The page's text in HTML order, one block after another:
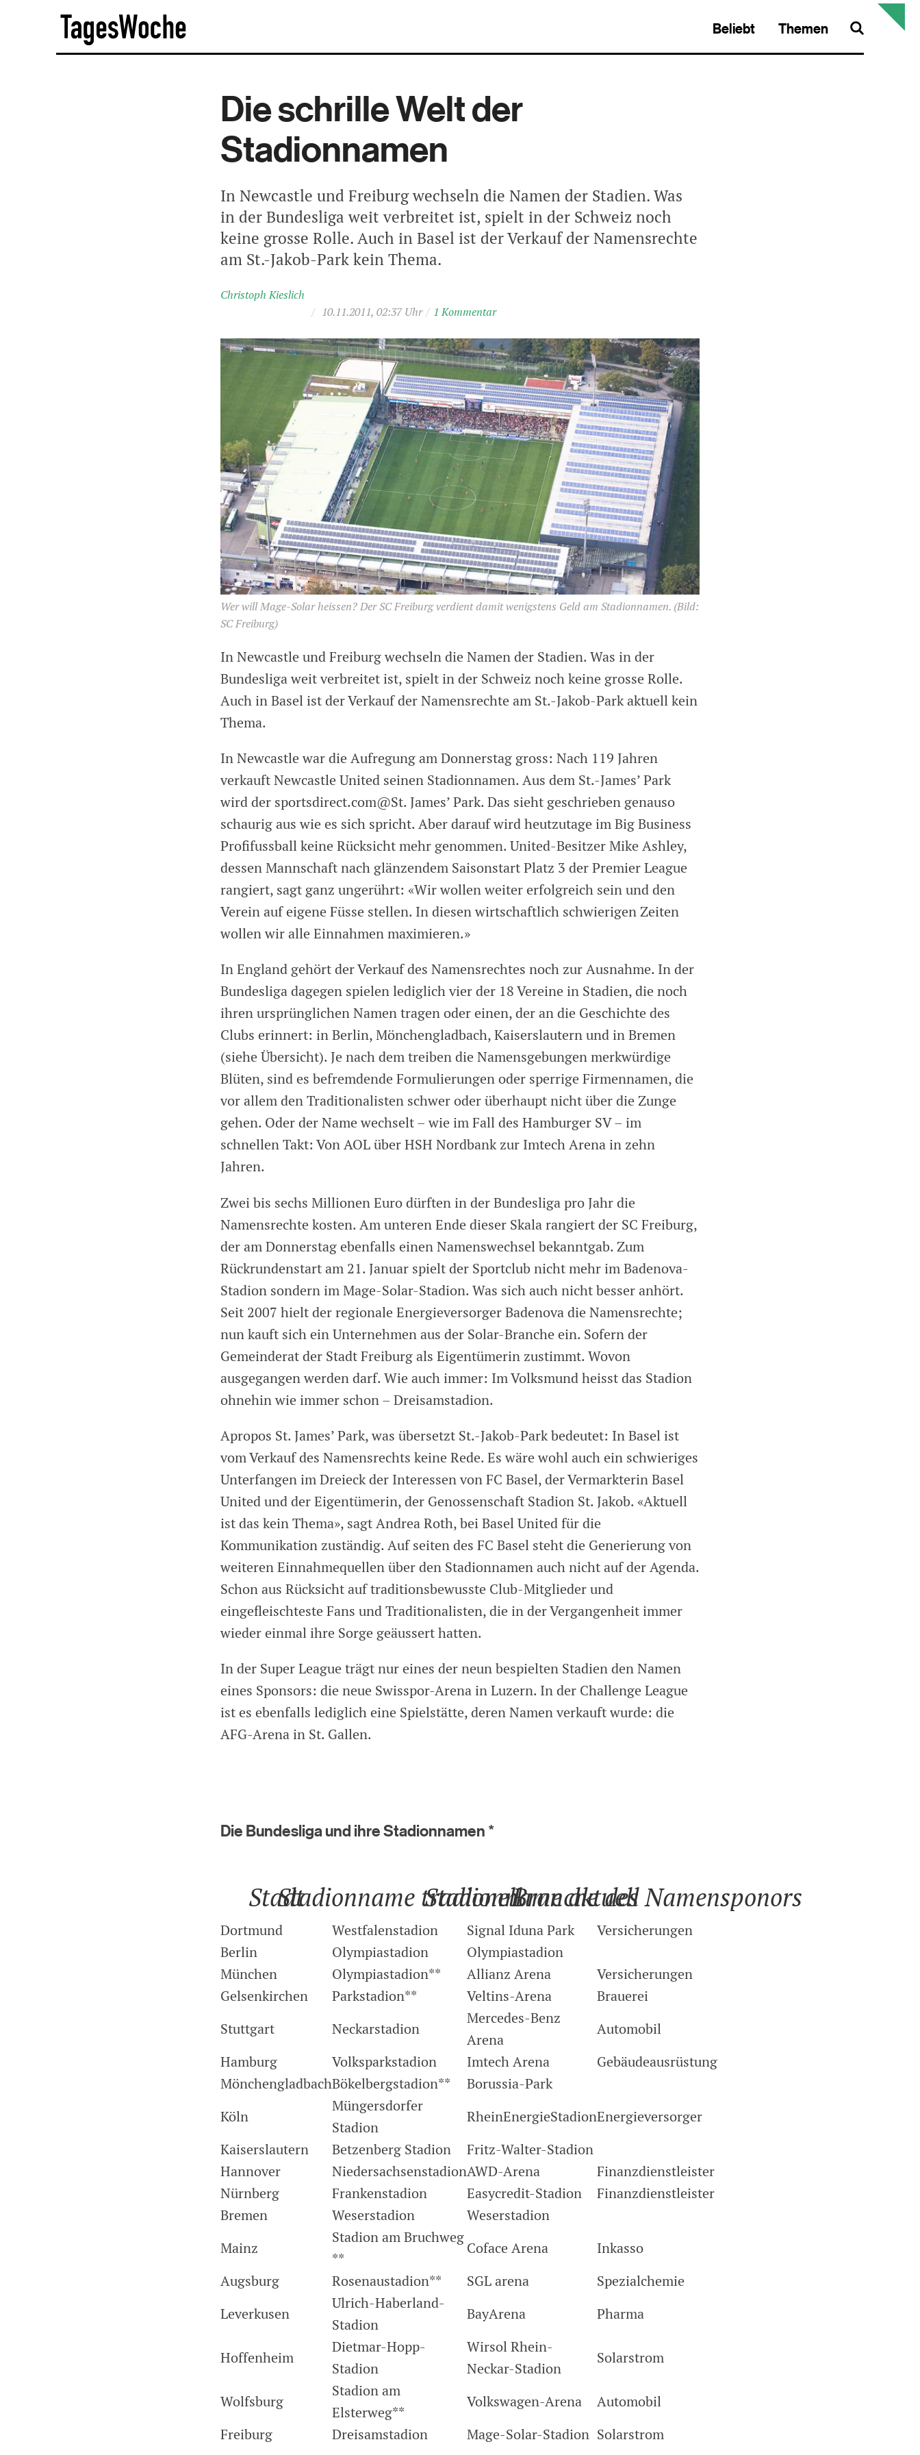
Beliebt Themen
Die schrille Welt der
Stadionnamen
In Newcastle und Freiburg wechseln die Namen der Stadien. Was
in der Bundesliga weit verbreitet ist, spielt in der Schweiz noch
keine grosse Rolle. Auch in Basel ist der Verkauf der Namensrechte
am St.-Jakob-Park kein Thema.
Christoph Kieslich
/ 10.11.2011, 02:37 Uhr / 1 Kommentar
Wer will Mage-Solar heissen? Der SC Freiburg verdient damit wenigstens Geld am Stadionnamen. (Bild:
SC Freiburg)
In Newcastle und Freiburg wechseln die Namen der Stadien. Was in der
Bundesliga weit verbreitet ist, spielt in der Schweiz noch keine grosse Rolle.
Auch in Basel ist der Verkauf der Namensrechte am St.-Jakob-Park aktuell kein
Thema.
In Newcastle war die Aufregung am Donnerstag gross: Nach 119 Jahren
verkauft Newcastle United seinen Stadionnamen. Aus dem St.-James’ Park
wird der sportsdirect.com@St. James’ Park. Das sieht geschrieben genauso
schaurig aus wie es sich spricht. Aber darauf wird heutzutage im Big Business
Profifussball keine Rücksicht mehr genommen. United-Besitzer Mike Ashley,
dessen Mannschaft nach glänzendem Saisonstart Platz 3 der Premier League
rangiert, sagt ganz ungerührt: «Wir wollen weiter erfolgreich sein und den
Verein auf eigene Füsse stellen. In diesen wirtschaftlich schwierigen Zeiten
wollen wir alle Einnahmen maximieren.»
In England gehört der Verkauf des Namensrechtes noch zur Ausnahme. In der
Bundesliga dagegen spielen lediglich vier der 18 Vereine in Stadien, die noch
ihren ursprünglichen Namen tragen oder einen, der an die Geschichte des
Clubs erinnert: in Berlin, Mönchengladbach, Kaiserslautern und in Bremen
(siehe Übersicht). Je nach dem treiben die Namensgebungen merkwürdige
Blüten, sind es befremdende Formulierungen oder sperrige Firmennamen, die
vor allem den Traditionalisten schwer oder überhaupt nicht über die Zunge
gehen. Oder der Name wechselt – wie im Fall des Hamburger SV – im
schnellen Takt: Von AOL über HSH Nordbank zur Imtech Arena in zehn
Jahren.
Zwei bis sechs Millionen Euro dürften in der Bundesliga pro Jahr die
Namensrechte kosten. Am unteren Ende dieser Skala rangiert der SC Freiburg,
der am Donnerstag ebenfalls einen Namenswechsel bekanntgab. Zum
Rückrundenstart am 21. Januar spielt der Sportclub nicht mehr im Badenova-
Stadion sondern im Mage-Solar-Stadion. Was sich auch nicht besser anhört.
Seit 2007 hielt der regionale Energieversorger Badenova die Namensrechte;
nun kauft sich ein Unternehmen aus der Solar-Branche ein. Sofern der
Gemeinderat der Stadt Freiburg als Eigentümerin zustimmt. Wovon
ausgegangen werden darf. Wie auch immer: Im Volksmund heisst das Stadion
ohnehin wie immer schon – Dreisamstadion.
Apropos St. James’ Park, was übersetzt St.-Jakob-Park bedeutet: In Basel ist
vom Verkauf des Namensrechts keine Rede. Es wäre wohl auch ein schwieriges
Unterfangen im Dreieck der Interessen von FC Basel, der Vermarkterin Basel
United und der Eigentümerin, der Genossenschaft Stadion St. Jakob. «Aktuell
ist das kein Thema», sagt Andrea Roth, bei Basel United für die
Kommunikation zuständig. Auf seiten des FC Basel steht die Generierung von
weiteren Einnahmequellen über den Stadionnamen auch nicht auf der Agenda.
Schon aus Rücksicht auf traditionsbewusste Club-Mitglieder und
eingefleischteste Fans und Traditionalisten, die in der Vergangenheit immer
wieder einmal ihre Sorge geäussert hatten.
In der Super League trägt nur eines der neun bespielten Stadien den Namen
eines Sponsors: die neue Swisspor-Arena in Luzern. In der Challenge League
ist es ebenfalls lediglich eine Spielstätte, deren Namen verkauft wurde: die
AFG-Arena in St. Gallen.
Die Bundesliga und ihre Stadionnamen *
StadtStadionname tradionellStadionname aktuell
Branche des Namensponors
Dortmund Westfalenstadion Signal Iduna Park
Versicherungen
Berlin
Olympiastadion
Olympiastadion
München
Olympiastadion** Allianz Arena
Versicherungen
Gelsenkirchen
Parkstadion** Veltins-Arena
Brauerei
Stuttgart
Neckarstadion
Mercedes-Benz
Arena
Automobil
Hamburg
Volksparkstadion Imtech Arena
Gebäudeausrüstung
MönchengladbachBökelbergstadion**
Borussia-Park
Köln
Müngersdorfer
Stadion
RheinEnergieStadionEnergieversorger
Kaiserslautern
Betzenberg Stadion
Fritz-Walter-Stadion
Hannover
NiedersachsenstadionAWD-Arena
Finanzdienstleister
Nürnberg
Frankenstadion Easycredit-Stadion
Finanzdienstleister
Bremen
Weserstadion
Weserstadion
Mainz
Stadion am Bruchweg
**
Coface Arena
Inkasso
Augsburg
Rosenaustadion** SGL arena
Spezialchemie
Leverkusen
Ulrich-Haberland-
Stadion
BayArena Pharma
Hoffenheim
Dietmar-Hopp-
Stadion
Wirsol Rhein-
Neckar-Stadion
Solarstrom
Wolfsburg
Stadion am
Elsterweg**
Volkswagen-Arena
Automobil
Freiburg
Dreisamstadion Mage-Solar-Stadion Solarstrom